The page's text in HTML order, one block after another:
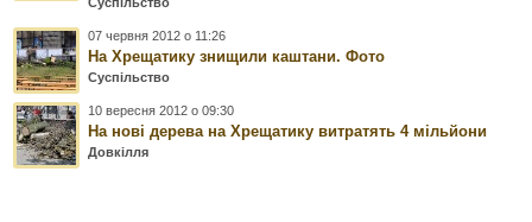
07 червня 2012 о 11:26
На Хрещатику знищили каштани. Фото
Суспільство
10 вересня 2012 о 09:30
На нові дерева на Хрещатику витратять 4 мільйони
Довкілля